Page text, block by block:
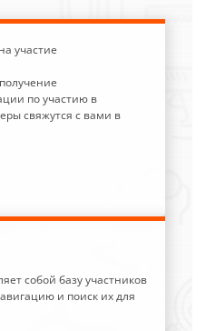
участие
по участию в
свяжутся с вами в
собой базу участников
и поиск их для